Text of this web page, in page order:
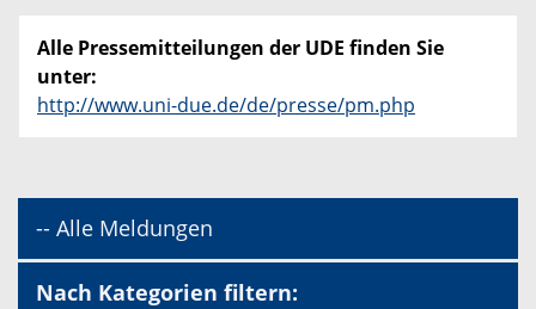
Alle Pressemitteilungen der UDE finden Sie
unter:
http://www.uni-due.de/de/presse/pm.php
-- Alle Meldungen
Nach Kategorien filtern: